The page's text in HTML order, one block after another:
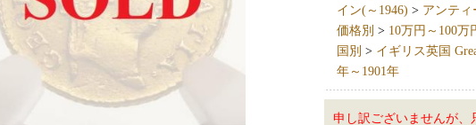
イン(～1946) > アンティ
価格別 > 10万円～100万
国別 > イギリス英国
年～1901年
申し訳ございませんが、